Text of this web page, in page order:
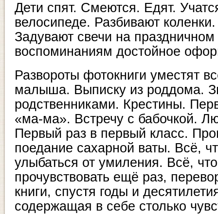
Дети спят. Смеются. Едят.
велосипеде. Разбивают
Задувают свечи на
воспоминаниям достойное
Развороты фотокниги уместят
малыша. Выписку из роддома.
родственниками. Крестины.
«ма-ма». Встречу с бабочкой.
Первый раз в первый класс.
поедание сахарной ваты. Всё,
улыбаться от умиления. Всё,
прочувствовать ещё раз,
книги, спустя годы и
содержащая в себе столько